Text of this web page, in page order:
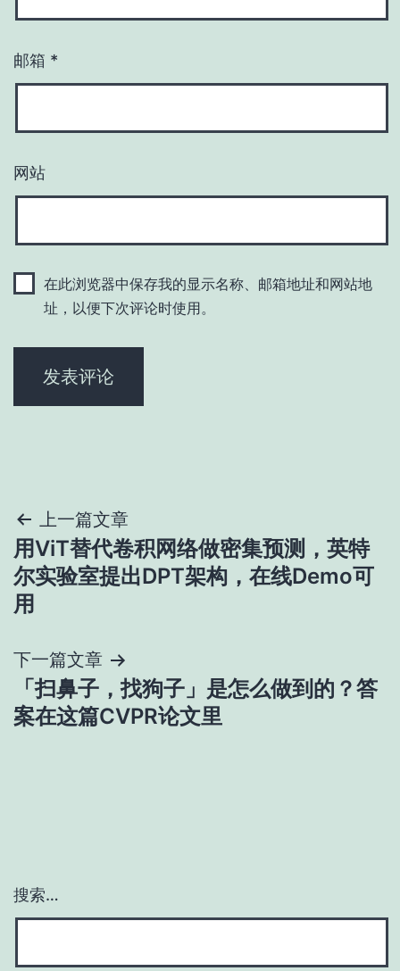
邮箱 *
网站
在此浏览器中保存我的显示名称、邮箱地址和网站地
址，以便下次评论时使用。
文
章
导
航
上一篇文章
用ViT替代卷积网络做密集预测，英特
尔实验室提出DPT架构，在线Demo可
用
下一篇文章
「扫鼻子，找狗子」是怎么做到的？答
案在这篇CVPR论文里
搜索…